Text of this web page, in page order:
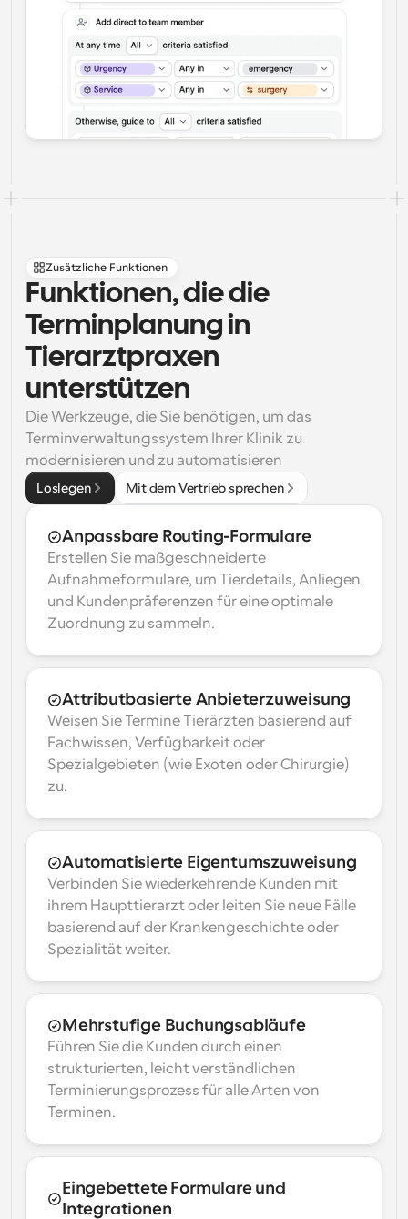
Zusätzliche Funktionen
Funktionen, die die
Terminplanung in
Tierarztpraxen
unterstützen
Die Werkzeuge, die Sie benötigen, um das
Terminverwaltungssystem Ihrer Klinik zu
modernisieren und zu automatisieren
Loslegen Mit dem Vertrieb sprechen
Anpassbare Routing-Formulare
Erstellen Sie maßgeschneiderte
Aufnahmeformulare, um Tierdetails, Anliegen
und Kundenpräferenzen für eine optimale
Zuordnung zu sammeln.
Attributbasierte Anbieterzuweisung
Weisen Sie Termine Tierärzten basierend auf
Fachwissen, Verfügbarkeit oder
Spezialgebieten (wie Exoten oder Chirurgie)
zu.
Automatisierte Eigentumszuweisung
Verbinden Sie wiederkehrende Kunden mit
ihrem Haupttierarzt oder leiten Sie neue Fälle
basierend auf der Krankengeschichte oder
Spezialität weiter.
Mehrstufige Buchungsabläufe
Führen Sie die Kunden durch einen
strukturierten, leicht verständlichen
Terminierungsprozess für alle Arten von
Terminen.
Eingebettete Formulare und
Integrationen